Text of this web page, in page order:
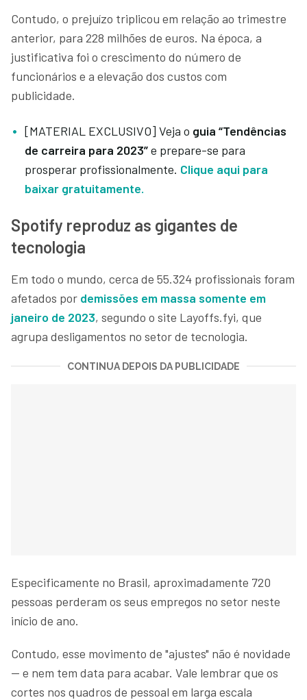
Contudo, o prejuízo triplicou em relação ao trimestre
anterior, para 228 milhões de euros. Na época, a
justificativa foi o crescimento do número de
funcionários e a elevação dos custos com
publicidade.
[MATERIAL EXCLUSIVO] Veja o guia “Tendências
de carreira para 2023”e prepare-se para
prosperar profissionalmente. Clique aqui para
baixar gratuitamente.
Spotify reproduz as gigantes de
tecnologia
Em todo o mundo, cerca de 55.324 profissionais foram
afetados por demissões em massa somente em
janeiro de 2023, segundo o site Layoffs.fyi, que
agrupa desligamentos no setor de tecnologia.
CONTINUA DEPOIS DA PUBLICIDADE
Especificamente no Brasil, aproximadamente 720
pessoas perderam os seus empregos no setor neste
início de ano.
Contudo, esse movimento de "ajustes" não é novidade
— e nem tem data para acabar. Vale lembrar que os
cortes nos quadros de pessoal em larga escala